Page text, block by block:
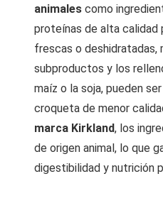
animales como
proteínas de alta calidad
frescas o deshidratadas,
subproductos y los
maíz o la soja, pueden
croqueta de menor
marca Kirkland, los
de origen animal, lo que
digestibilidad y nutrición